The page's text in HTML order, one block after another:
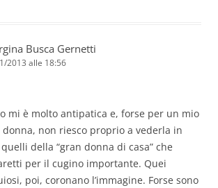
Busca Gernetti
2013 alle 18:56
mi è molto antipatica e, forse per un mio
non riesco proprio a vederla in
della “gran donna di casa” che
per il cugino importante. Quei
poi, coronano l’immagine. Forse sono